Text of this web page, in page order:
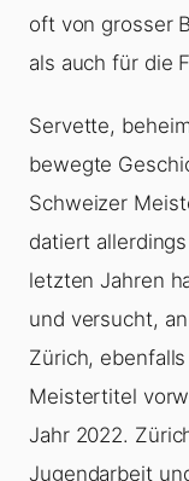
oft von grosser
als auch für die
Servette,
bewegte
Schweizer
datiert
letzten Jahren
und versucht,
Zürich,
Meistertitel
Jahr 2022.
Jugendarbeit